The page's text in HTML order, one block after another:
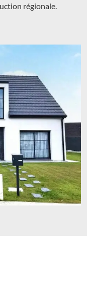
régionale.